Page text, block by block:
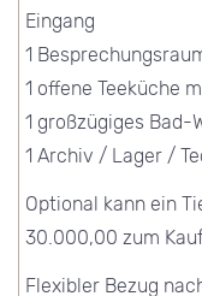
Eingang
1
1 offene Teeküche
1 großzügiges Bad-
1 Archiv / Lager /
Optional kann ein
30.000,00 zum
Flexibler Bezug